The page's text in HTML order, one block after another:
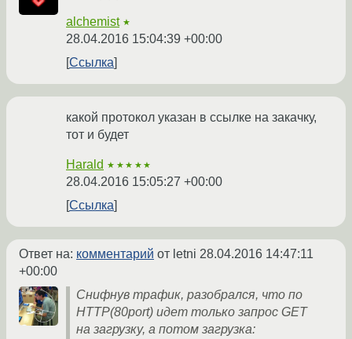
alchemist ★
28.04.2016 15:04:39 +00:00
Ссылка
какой протокол указан в ссылке на закачку,
тот и будет
Harald ★★★★★
28.04.2016 15:05:27 +00:00
Ссылка
Ответ на: комментарий от letni 28.04.2016 14:47:11
+00:00
Снифнув трафик, разобрался, что по
HTTP(80port) идет только запрос GET
на загрузку, а потом загрузка: